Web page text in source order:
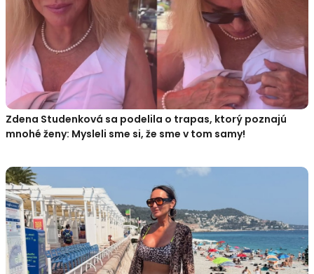
Zdena Studenková sa podelila o trapas, ktorý poznajú
mnohé ženy: Mysleli sme si, že sme v tom samy!